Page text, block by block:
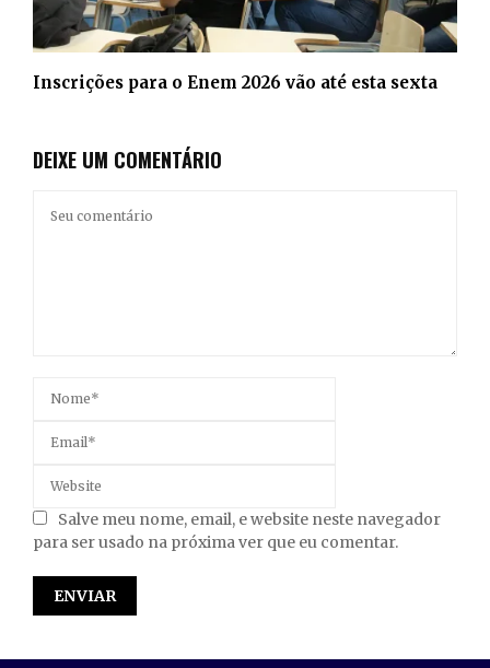
Inscrições para o Enem 2026 vão até esta sexta
DEIXE UM COMENTÁRIO
Salve meu nome, email, e website neste navegador
para ser usado na próxima ver que eu comentar.